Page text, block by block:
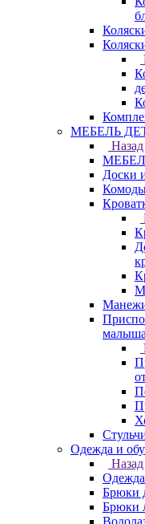
МЕБЕЛЬ
Назад
Доски
малыша
Одежда и
Назад
Брюки
Брюки